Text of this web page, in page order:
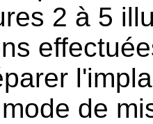
2 à 5
de